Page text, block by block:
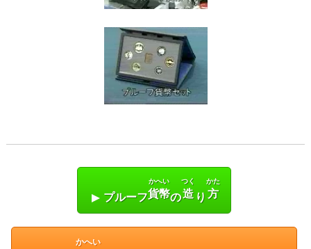
プルーフ貨幣
かへい
の造
つく
り 方
かた
かへい